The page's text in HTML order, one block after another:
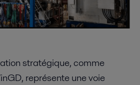
stratégique, comme
représente une voie